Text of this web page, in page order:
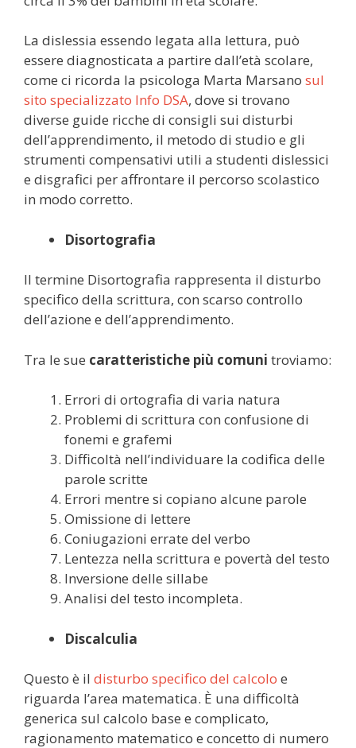
La dislessia essendo legata alla lettura, può
essere diagnosticata a partire dall’età scolare,
come ci ricorda la psicologa Marta Marsano sul
sito specializzato Info DSA, dove si trovano
diverse guide ricche di consigli sui disturbi
dell’apprendimento, il metodo di studio e gli
strumenti compensativi utili a studenti dislessici
e disgrafici per affrontare il percorso scolastico
in modo corretto.
Disortografia
Il termine Disortografia rappresenta il disturbo
specifico della scrittura, con scarso controllo
dell’azione e dell’apprendimento.
Tra le sue caratteristiche più comuni troviamo:
Errori di ortografia di varia natura
Problemi di scrittura con confusione di
fonemi e grafemi
Difficoltà nell’individuare la codifica delle
parole scritte
Errori mentre si copiano alcune parole
Omissione di lettere
Coniugazioni errate del verbo
Lentezza nella scrittura e povertà del testo
Inversione delle sillabe
Analisi del testo incompleta.
Discalculia
Questo è il disturbo specifico del calcolo e
riguarda l’area matematica. È una difficoltà
generica sul calcolo base e complicato,
ragionamento matematico e concetto di numero